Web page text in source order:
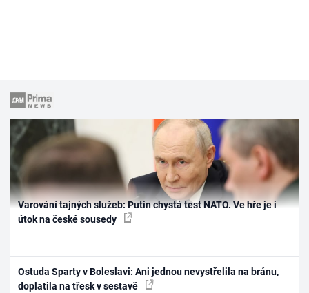
Varování tajných služeb: Putin chystá test NATO. Ve hře je i
útok na české sousedy
Ostuda Sparty v Boleslavi: Ani jednou nevystřelila na bránu,
doplatila na třesk v sestavě